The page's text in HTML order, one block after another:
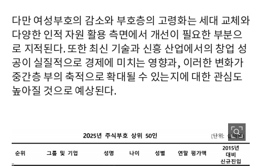
다만 여성부호의 감소와 부호층의 고령화는 세대 교체와
다양한 인적 자원 활용 측면에서 개선이 필요한 부분으
로 지적된다. 또한 최신 기술과 신흥 산업에서의 창업 성
공이 실질적으로 경제에 미치는 영향과, 이러한 변화가
중간층 부의 축적으로 확대될 수 있는지에 대한 관심도
높아질 것으로 예상된다.